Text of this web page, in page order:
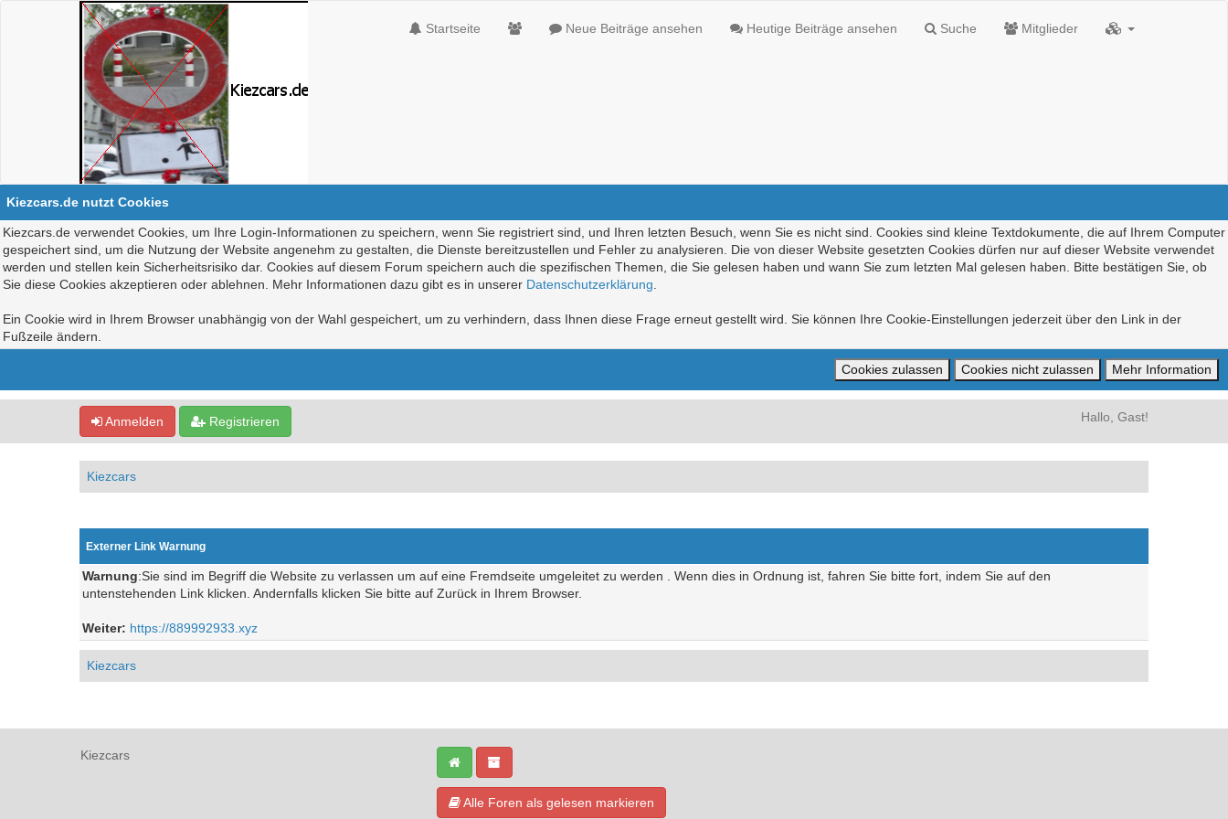
Startseite Neue Beiträge ansehen Heutige Beiträge ansehen Suche Mitglieder
Kiezcars.de nutzt Cookies
Kiezcars.de verwendet Cookies, um Ihre Login-Informationen zu speichern, wenn Sie registriert sind, und Ihren letzten Besuch, wenn Sie es nicht sind. Cookies sind kleine Textdokumente, die auf Ihrem Computer
gespeichert sind, um die Nutzung der Website angenehm zu gestalten, die Dienste bereitzustellen und Fehler zu analysieren. Die von dieser Website gesetzten Cookies dürfen nur auf dieser Website verwendet
werden und stellen kein Sicherheitsrisiko dar. Cookies auf diesem Forum speichern auch die spezifischen Themen, die Sie gelesen haben und wann Sie zum letzten Mal gelesen haben. Bitte bestätigen Sie, ob
Sie diese Cookies akzeptieren oder ablehnen. Mehr Informationen dazu gibt es in unserer Datenschutzerklärung
Ein Cookie wird in Ihrem Browser unabhängig von der Wahl gespeichert, um zu verhindern, dass Ihnen diese Frage erneut gestellt wird. Sie können Ihre Cookie-Einstellungen jederzeit über den Link in der
Fußzeile ändern.
Anmelden Registrieren Hallo, Gast!
Kiezcars
Externer Link Warnung
Warnung:Sie sind im Begriff die Website zu verlassen um auf eine Fremdseite umgeleitet zu werden . Wenn dies in Ordnung ist, fahren Sie bitte fort, indem Sie auf den
untenstehenden Link klicken. Andernfalls klicken Sie bitte auf Zurück in Ihrem Browser.
Weiter: https://889992933.xyz
Kiezcars
Kiezcars
Alle Foren als gelesen markieren